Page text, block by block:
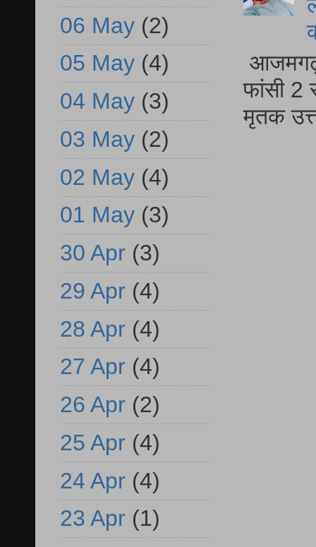
आजमगढ़
फांसी 2
मृतक
06 May (2)
05 May (4)
04 May (3)
03 May (2)
02 May (4)
01 May (3)
30 Apr (3)
29 Apr (4)
28 Apr (4)
27 Apr (4)
26 Apr (2)
25 Apr (4)
24 Apr (4)
23 Apr (1)